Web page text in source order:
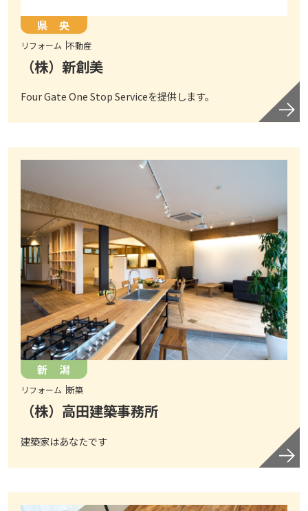
県 央
リフォーム 不動産
（株）新創美
Four Gate One Stop Serviceを提供します。
新 潟
リフォーム 新築
（株）高田建築事務所
建築家はあなたです